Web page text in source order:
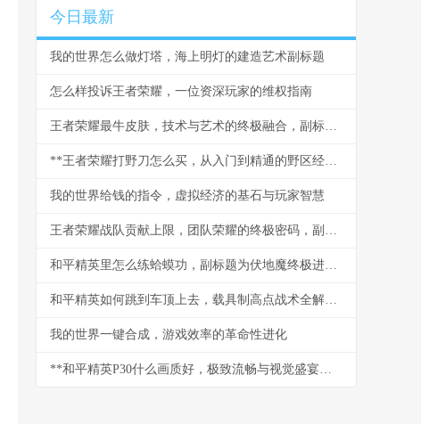
今日最新
我的世界怎么做灯塔，海上明灯的建造艺术副标题
怎么样投诉王者荣耀，一位资深玩家的维权指南
王者荣耀最牛皮肤，技术与艺术的终极融合，副标题，深入剖析顶级皮肤的设计哲学与玩家体验
**王者荣耀打野刀怎么买，从入门到精通的野区经济密码**
我的世界给钱的指令，虚拟经济的基石与玩家智慧
王者荣耀战队贡献上限，团队荣耀的终极密码，副标题，五人同心其利断金
和平精英里怎么练蛤蟆功，副标题为伏地魔终极进阶心法
和平精英如何跳到车顶上去，载具制高点战术全解析副标题，车顶跳跃技巧与实战应用指南
我的世界一键合成，游戏效率的革命性进化
**和平精英P30什么画质好，极致流畅与视觉盛宴的平衡艺术**